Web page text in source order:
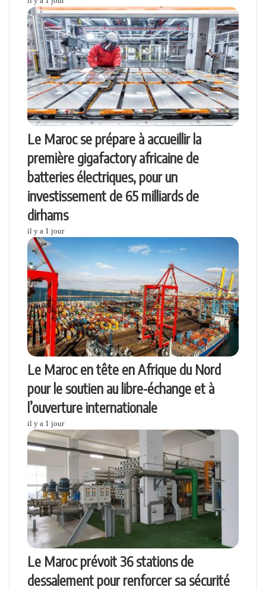
Le Maroc se prépare à accueillir la
première gigafactory africaine de
batteries électriques, pour un
investissement de 65 milliards de
dirhams
il y a 1 jour
Le Maroc en tête en Afrique du Nord
pour le soutien au libre-échange et à
l’ouverture internationale
il y a 1 jour
Le Maroc prévoit 36 stations de
dessalement pour renforcer sa sécurité